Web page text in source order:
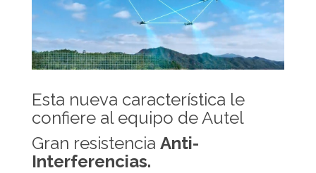
Esta nueva característica le
confiere al equipo de Autel
Gran resistencia Anti-
Interferencias.